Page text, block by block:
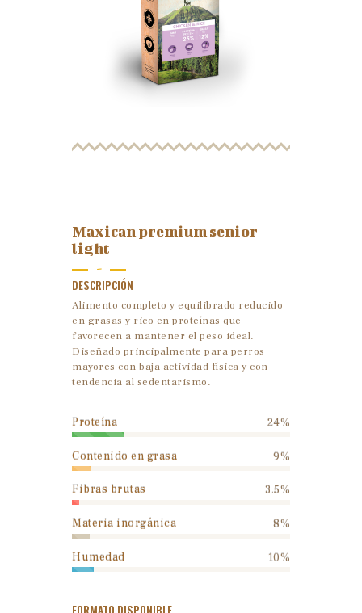
-
Maxican premium senior
light
DESCRIPCIÓN
Alimento completo y equilibrado reducido
en grasas y rico en proteínas que
favorecen a mantener el peso ideal.
Diseñado principalmente para perros
mayores con baja actividad física y con
tendencia al sedentarismo.
Proteína 24%
Contenido en grasa 9%
Fibras brutas 3.5%
Materia inorgánica 8%
Humedad 10%